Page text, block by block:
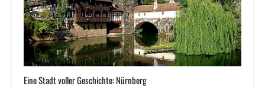
Eine Stadt voller Geschichte: Nürnberg